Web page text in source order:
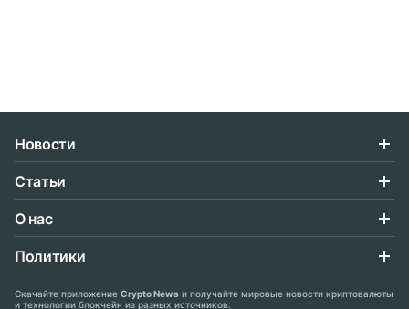
Новости
Статьи
О нас
Политики
Скачайте приложение Crypto News и получайте мировые новости криптовалюты
и технологии блокчейн из разных источников: